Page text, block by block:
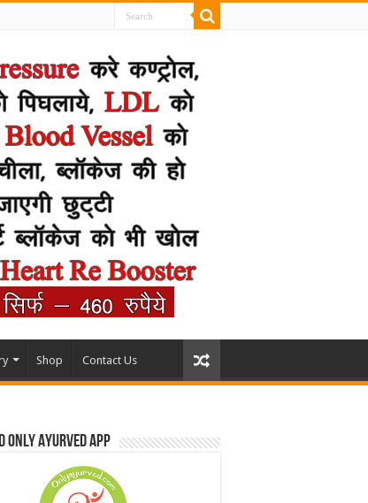
Shop Contact Us
Only Ayurved App